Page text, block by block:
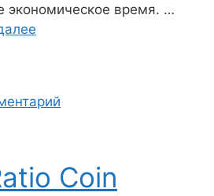
экономическое время. …
Coin